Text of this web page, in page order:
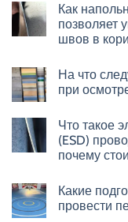
Как
позволяет
швов в
На что
при
Что такое
(ESD)
почему
Какие
провести